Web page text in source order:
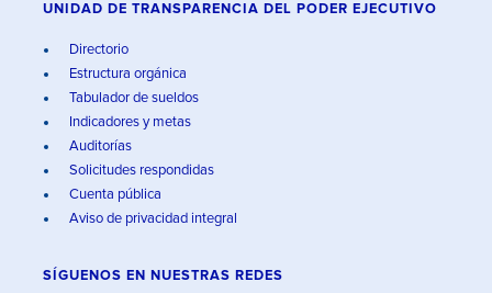
UNIDAD DE TRANSPARENCIA DEL PODER EJECUTIVO
Directorio
Estructura orgánica
Tabulador de sueldos
Indicadores y metas
Auditorías
Solicitudes respondidas
Cuenta pública
Aviso de privacidad integral
SÍGUENOS EN NUESTRAS REDES